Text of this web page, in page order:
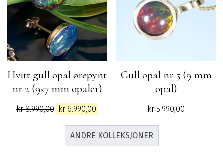
Hvitt gull opal ørepynt
nr 2 (9×7 mm opaler)
kr8.990,00 Opprinnelig
kr 8.990,00.
kr6.990,00
er:
kr 6.990,00.
Gull opal nr 5 (9 mm
opal)
kr 5.990,00
ANDRE KOLLEKSJONER